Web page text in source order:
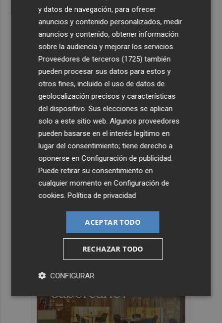
y datos de navegación, para ofrecer
anuncios y contenido personalizados, medir
anuncios y contenido, obtener información
sobre la audiencia y mejorar los servicios.
Proveedores de terceros (1725) también
pueden procesar sus datos para estos y
otros fines, incluido el uso de datos de
geolocalización precisos y características
del dispositivo. Sus elecciones se aplican
solo a este sitio web. Algunos proveedores
pueden basarse en el interés legítimo en
lugar del consentimiento; tiene derecho a
oponerse enConfiguración de publicidad
Puede retirar su consentimiento en
cualquier momento enConfiguración de
cookies .Política de privacidad
ACEPTAR TODO
RECHAZAR TODO
CONFIGURAR